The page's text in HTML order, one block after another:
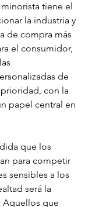
tiene el
la industria y
de compra más
el consumidor,
de
con la
papel central en
que los
para competir
sensibles a los
será la
Aquellos que